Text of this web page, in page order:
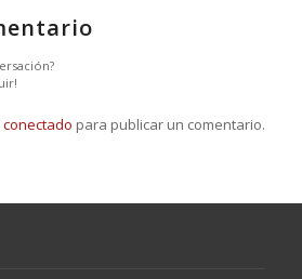
conectado para publicar un comentario.